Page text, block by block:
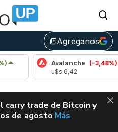
library_addAgreganos
Avalanche (-3,48%)
u$s 6,42
carry trade de Bitcoin y
de agosto VUELVE EL
Más